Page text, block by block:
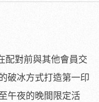
配對前與其他會員交
破冰方式打造第一印
午夜的晚間限定活